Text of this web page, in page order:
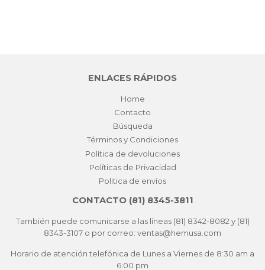
ENLACES RÁPIDOS
Home
Contacto
Búsqueda
Términos y Condiciones
Política de devoluciones
Políticas de Privacidad
Politica de envíos
CONTACTO (81) 8345-3811
También puede comunicarse a las líneas (81) 8342-8082 y (81)
8343-3107 o por correo: ventas@hemusa.com
Horario de atención telefónica de Lunes a Viernes de 8:30 am a
6:00 pm